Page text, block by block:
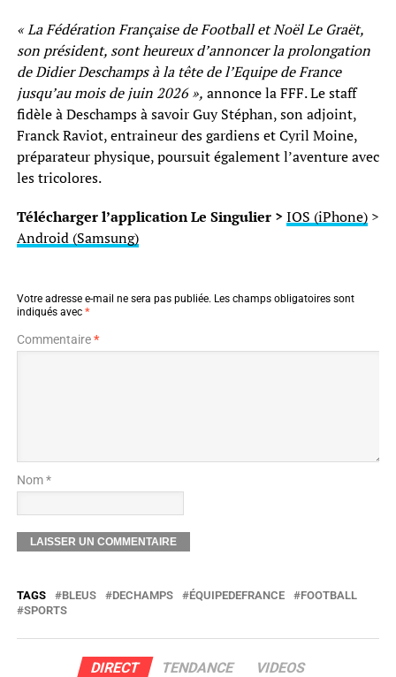
« La Fédération Française de Football et Noël Le Graët,
son président, sont heureux d’annoncer la prolongation
de Didier Deschamps à la tête de l’Equipe de France
jusqu’au mois de juin 2026 », annonce la FFF. Le staff
fidèle à Deschamps à savoir Guy Stéphan, son adjoint,
Franck Raviot, entraineur des gardiens et Cyril Moine,
préparateur physique, poursuit également l’aventure avec
les tricolores.
Télécharger l’application Le Singulier > IOS (iPhone)>
Android (Samsung)
Votre adresse e-mail ne sera pas publiée. Les champs obligatoires sont
indiqués avec *
Commentaire*
Nom *
TAGS BLEUS DECHAMPS ÉQUIPEDEFRANCE
FOOTBALL
SPORTS
DIRECT TENDANCE VIDEOS